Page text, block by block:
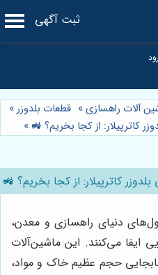
ثبت آگهی
آلات راهسازی» قطعات بلدوزر»
کاترپیلار: از کجا بخریم؟ 🚜 »
کاترپیلار: از کجا بخریم؟ 🚜
غول‌های دنیای راهسازی و معدن،
ایفا می‌کنند. این ماشین‌آلات
جابجایی حجم عظیم خاک و مواد،